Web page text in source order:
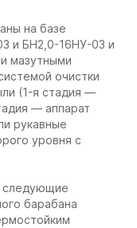
на базе
и БН2,0-16НУ-03 и
мазутными
очистки
(1-я стадия —
— аппарат
рукавные
уровня с
следующие
барабана